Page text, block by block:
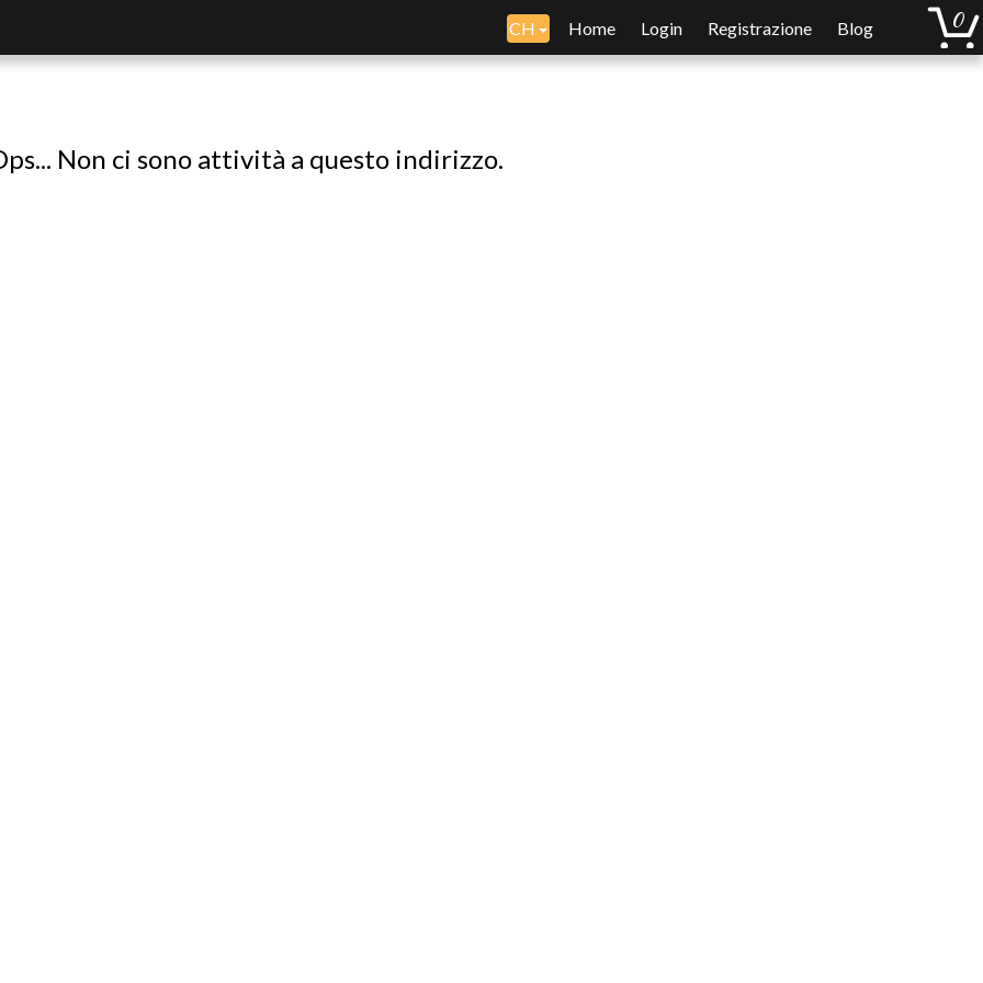
CH Home Login Registrazione Blog
Non ci sono attività a questo indirizzo.